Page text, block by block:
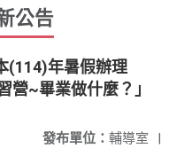
公告
(114)年暑假辦理
營~畢業做什麼？」
發布單位： 輔導室 |